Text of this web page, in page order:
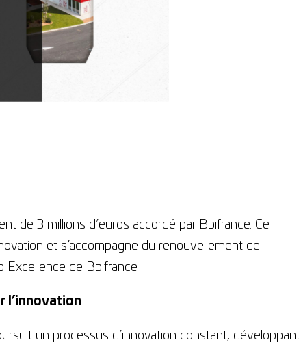
de 3 millions d’euros accordé par Bpifrance. Ce
et s’accompagne du renouvellement de
Excellence de Bpifrance
l’innovation
un processus d’innovation constant, développant